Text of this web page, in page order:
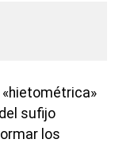
sufijo
los